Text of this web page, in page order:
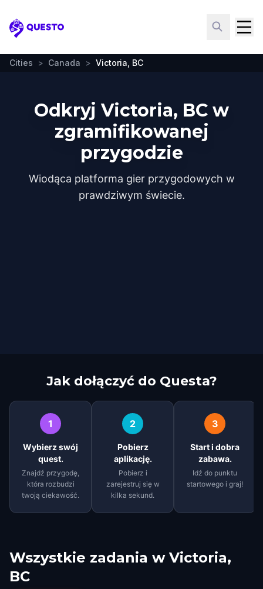
Questo
Cities > Canada > Victoria, BC
Odkryj Victoria, BC w
zgramifikowanej
przygodzie
Wiodąca platforma gier przygodowych w
prawdziwym świecie.
Jak dołączyć do Questa?
1
Wybierz swój
quest.
Znajdź przygodę,
która rozbudzi
twoją ciekawość.
2
Pobierz
aplikację.
Pobierz i
zarejestruj się w
kilka sekund.
3
Start i dobra
zabawa.
Idź do punktu
startowego i graj!
Wszystkie zadania w Victoria,
BC